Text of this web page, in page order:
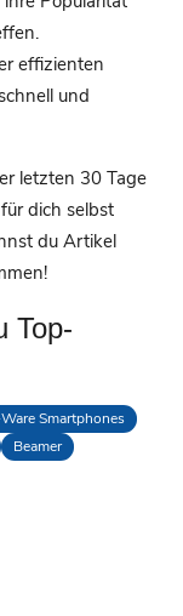
effizienten
und
letzten 30 Tage
dich selbst
du Artikel
Top-
Smartphones
Beamer